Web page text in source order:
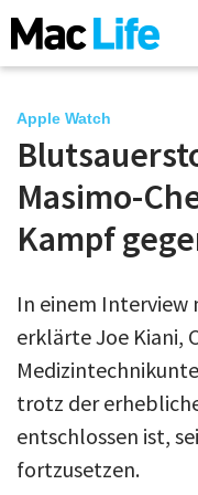
News
iPhone
iPad
Tests
Tipps
Magazine
Apple Watch
Masimo-
Kampf
In einem Interview
erklärte Joe Kiani,
trotz der
entschlossen ist,
fortzusetzen.